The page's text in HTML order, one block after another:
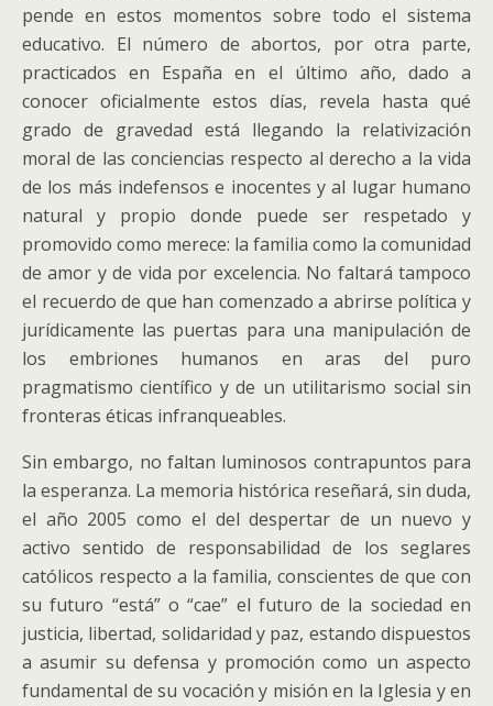
pende en estos momentos sobre todo el sistema
educativo. El número de abortos, por otra parte,
practicados en España en el último año, dado a
conocer oficialmente estos días, revela hasta qué
grado de gravedad está llegando la relativización
moral de las conciencias respecto al derecho a la vida
de los más indefensos e inocentes y al lugar humano
natural y propio donde puede ser respetado y
promovido como merece: la familia como la comunidad
de amor y de vida por excelencia. No faltará tampoco
el recuerdo de que han comenzado a abrirse política y
jurídicamente las puertas para una manipulación de
los embriones humanos en aras del puro
pragmatismo científico y de un utilitarismo social sin
fronteras éticas infranqueables.
Sin embargo, no faltan luminosos contrapuntos para
la esperanza. La memoria histórica reseñará, sin duda,
el año 2005 como el del despertar de un nuevo y
activo sentido de responsabilidad de los seglares
católicos respecto a la familia, conscientes de que con
su futuro “está” o “cae” el futuro de la sociedad en
justicia, libertad, solidaridad y paz, estando dispuestos
a asumir su defensa y promoción como un aspecto
fundamental de su vocación y misión en la Iglesia y en